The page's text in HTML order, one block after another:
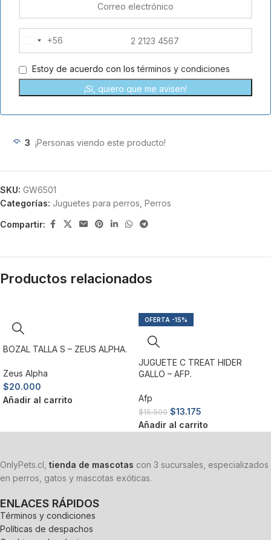
Chile
+56
+56
Estoy de acuerdo con lostérminos y condiciones
¡Sí, quiero que me avisen!
3 ¡Personas viendo este producto!
SKU: GW6501
Categorías: Juguetes para perros Perros
Compartir:
Productos relacionados
BOZAL TALLA S – ZEUS ALPHA.
Zeus Alpha
$20.000
Añadir al carrito
-15%
JUGUETE C TREAT HIDER
GALLO – AFP.
Afp
$15.500 $13.175
Añadir al carrito
OnlyPets.cl, tienda de mascotas con 3 sucursales, especializados
en perros, gatos y mascotas exóticas.
ENLACES RÁPIDOS
Términos y condiciones
Políticas de despachos